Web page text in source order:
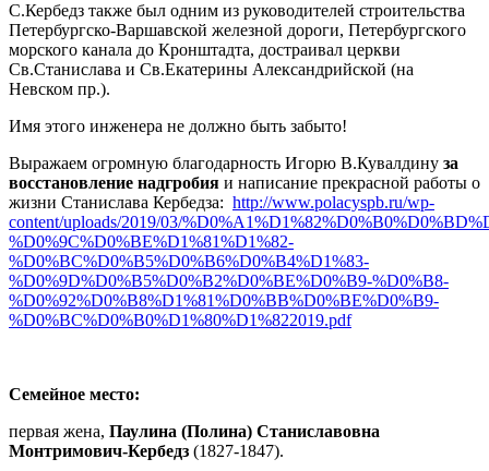
С.Кербедз также был одним из руководителей строительства
Петербургско-Варшавской железной дороги, Петербургского
морского канала до Кронштадта, достраивал церкви
Св.Станислава и Св.Екатерины Александрийской (на
Невском пр.).
Имя этого инженера не должно быть забыто!
Выражаем огромную благодарность Игорю В.Кувалдину за
восстановление надгробия и написание прекрасной работы о
жизни Станислава Кербедза: http://www.polacyspb.ru/wp-
content/uploads/2019/03/
%D0%9C%D0%BE%D1%81%D1%82-
%D0%BC%D0%B5%D0%B6%D0%B4%D1%83-
%D0%9D%D0%B5%D0%B2%D0%BE%D0%B9-%D0%B8-
%D0%92%D0%B8%D1%81%D0%BB%D0%BE%D0%B9-
%D0%BC%D0%B0%D1%80%D1%822019.pdf
Семейное место:
первая жена, Паулина (Полина) Станиславовна
Монтримович-Кербедз (1827-1847).